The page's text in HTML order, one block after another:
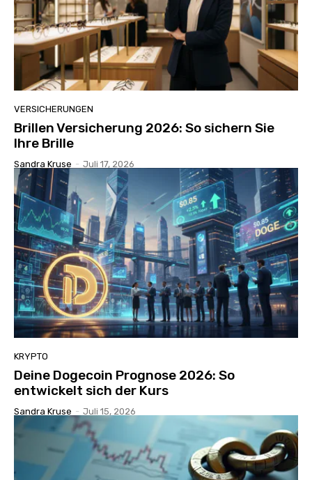
VERSICHERUNGEN
Brillen Versicherung 2026: So sichern Sie
Ihre Brille
Sandra Kruse - Juli 17, 2026
KRYPTO
Deine Dogecoin Prognose 2026: So
entwickelt sich der Kurs
Sandra Kruse - Juli 15, 2026